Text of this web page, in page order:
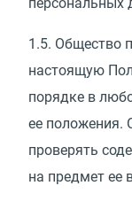
персональных
1.5. Общество
настоящую
порядке в
ее положения.
проверять
на предмет ее